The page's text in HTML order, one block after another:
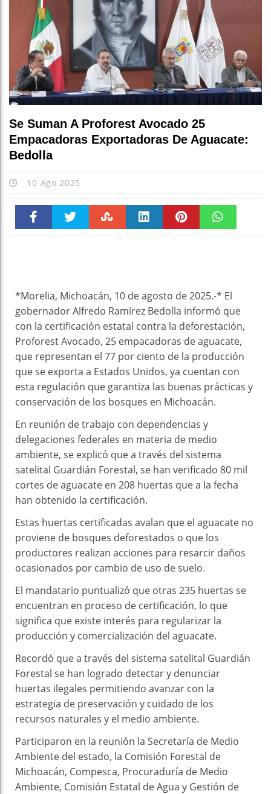
Se Suman A Proforest Avocado 25
Empacadoras Exportadoras De Aguacate:
Bedolla
10 Ago 2025
*Morelia, Michoacán, 10 de agosto de 2025.-* El
gobernador Alfredo Ramírez Bedolla informó que
con la certificación estatal contra la deforestación,
Proforest Avocado, 25 empacadoras de aguacate,
que representan el 77 por ciento de la producción
que se exporta a Estados Unidos, ya cuentan con
esta regulación que garantiza las buenas prácticas y
conservación de los bosques en Michoacán.
En reunión de trabajo con dependencias y
delegaciones federales en materia de medio
ambiente, se explicó que a través del sistema
satelital Guardián Forestal, se han verificado 80 mil
cortes de aguacate en 208 huertas que a la fecha
han obtenido la certificación.
Estas huertas certificadas avalan que el aguacate no
proviene de bosques deforestados o que los
productores realizan acciones para resarcir daños
ocasionados por cambio de uso de suelo.
El mandatario puntualizó que otras 235 huertas se
encuentran en proceso de certificación, lo que
significa que existe interés para regularizar la
producción y comercialización del aguacate.
Recordó que a través del sistema satelital Guardián
Forestal se han logrado detectar y denunciar
huertas ilegales permitiendo avanzar con la
estrategia de preservación y cuidado de los
recursos naturales y el medio ambiente.
Participaron en la reunión la Secretaría de Medio
Ambiente del estado, la Comisión Forestal de
Michoacán, Compesca, Procuraduría de Medio
Ambiente, Comisión Estatal de Agua y Gestión de